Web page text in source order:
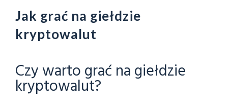
Jak grać na giełdzie
kryptowalut
Czy warto grać na giełdzie
kryptowalut?